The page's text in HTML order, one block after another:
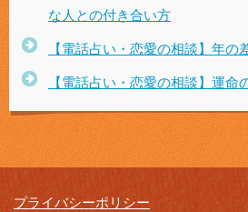
な人との付き合い方
【電話占い・恋愛の相談】年の
【電話占い・恋愛の相談】運命
プライバシーポリシー